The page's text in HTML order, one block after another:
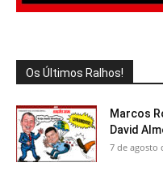
Os Últimos Ralhos!
Marcos
David
7 de agosto